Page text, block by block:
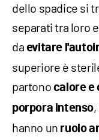
dello spadice si
separati tra loro
da evitare
superiore è
partono calore e
porpora intenso
hanno un ruolo